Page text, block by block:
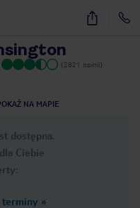
29
(2821 opinii)
NA MAPIE
dostępna.
Ciebie
terminy »